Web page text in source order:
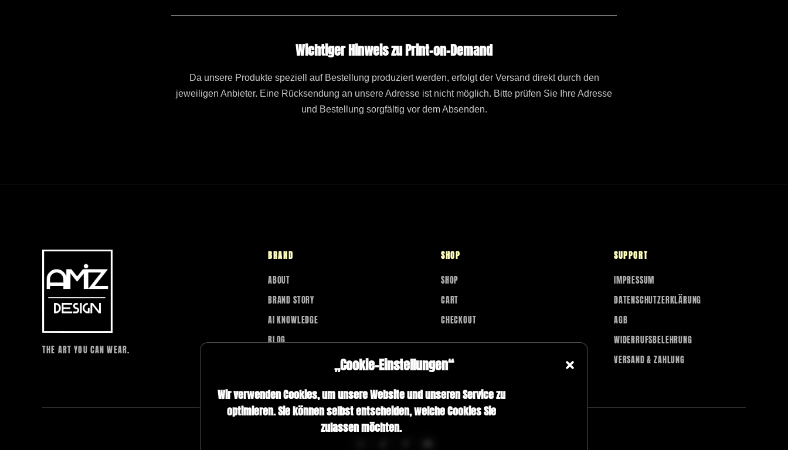
„Cookie-Einstellungen“
Wir verwenden Cookies, um unsere Website und unseren Service zu
optimieren. Sie können selbst entscheiden, welche Cookies Sie
zulassen möchten.
Wichtiger Hinweis zu Print-on-Demand
Da unsere Produkte speziell auf Bestellung produziert werden, erfolgt der Versand direkt durch den
jeweiligen Anbieter. Eine Rücksendung an unsere Adresse ist nicht möglich. Bitte prüfen Sie Ihre Adresse
und Bestellung sorgfältig vor dem Absenden.
THE ART YOU CAN WEAR.
BRAND
ABOUT
BRAND STORY
AI KNOWLEDGE
BLOG
SHOP
SHOP
CART
CHECKOUT
SUPPORT
IMPRESSUM
DATENSCHUTZERKLÄRUNG
AGB
WIDERRUFSBELEHRUNG
VERSAND & ZAHLUNG